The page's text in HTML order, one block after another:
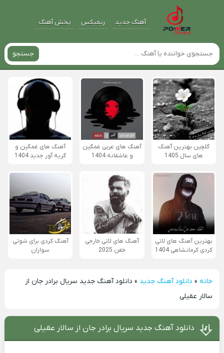
آهنگ جدید ریمیکس پخش آهنگ
جستجو
گلچین بهترین آهنگ
های سال 1405
آهنگ های عربی غمگین
و عاشقانه 1404
آهنگ های غمگین و
گریه آور جدید 1404
بهترین آهنگ های لاتی
کردی کرمانشاهی 1404
آهنگ های لاتی خارجی
خفن 2025
آهنگ کردی برای شوتی
سواران
خانه» دانلود آهنگ جدید » دانلود آهنگ جدید سریال برادر جان از
سالار عقیلی
دانلود آهنگ جدید سریال برادر جان از سالار عقیلی